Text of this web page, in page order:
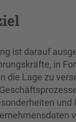
ist darauf
in
die Lage zu
und